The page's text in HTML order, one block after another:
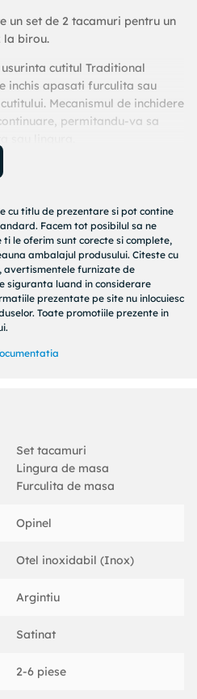
un set de 2 tacamuri pentru un
la birou.
cutitul Traditional
inchis apasati furculita sau
Mecanismul de inchidere
permitandu-va sa
si lingura in acelasi timp, va
al doilea Opinel N°08.
pe toate cutitele Opinel N°08
de blocare Virobloc.
cu titlu de prezentare si pot contine
Facem tot posibilul sa ne
le oferim sunt corecte si complete,
ambalajul produsului. Citeste cu
avertismentele furnizate de
siguranta luand in considerare
prezentate pe site nu inlocuiesc
Toate promotiile prezente in
Set tacamuri
Lingura de masa
Furculita de masa
Opinel
Otel inoxidabil (Inox)
Argintiu
Satinat
2-6 piese